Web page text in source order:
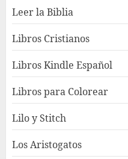
Leer la Biblia
Libros Cristianos
Libros Kindle Español
Libros para Colorear
Lilo y Stitch
Los Aristogatos